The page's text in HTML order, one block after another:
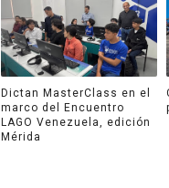
Dictan MasterClass en el
marco del Encuentro
LAGO Venezuela, edición
Mérida